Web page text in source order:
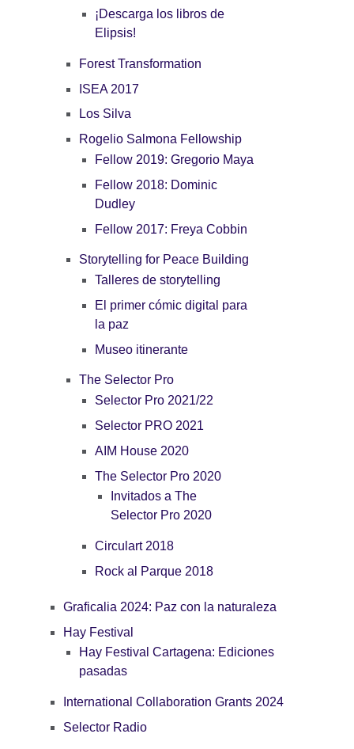
¡Descarga los libros de
Elipsis!
Forest Transformation
ISEA 2017
Los Silva
Rogelio Salmona Fellowship
Fellow 2019: Gregorio Maya
Fellow 2018: Dominic
Dudley
Fellow 2017: Freya Cobbin
Storytelling for Peace Building
Talleres de storytelling
El primer cómic digital para
la paz
Museo itinerante
The Selector Pro
Selector Pro 2021/22
Selector PRO 2021
AIM House 2020
The Selector Pro 2020
Invitados a The
Selector Pro 2020
Circulart 2018
Rock al Parque 2018
Graficalia 2024: Paz con la naturaleza
Hay Festival
Hay Festival Cartagena: Ediciones
pasadas
International Collaboration Grants 2024
Selector Radio